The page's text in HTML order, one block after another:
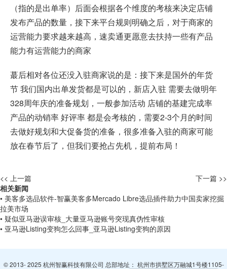
（指的是出单率）后面会根据各个维度的考核来决定店铺
发布产品的数量，接下来平台规则明确之后，对于商家的
运营能力要求越来越高，速卖通更愿意去扶持一些有产品
能力有运营能力的商家
蕞后相对各位还没入驻商家说的是：接下来是国外的年货
节 我们国内出单发货都是可以的，新店入驻 需要去做明年
328周年庆的准备规划，一般参加活动 店铺的基建完成率
产品的动销率 好评率 都是会考核的，需要2-3个月的时间
去做好规划和大促备货的准备，很多准备入驻的商家可能
放在春节后了，但我们要抢占先机，提前布局！
<< 上一篇
下一篇 >>
相关新闻
• 美客多选品软件-智赢美客多Mercado Libre选品插件助力中国卖家挖掘
拉美市场
• 疑似亚马逊误审核_大量亚马逊账号突现真伪性审核
• 亚马逊Listing变狗怎么回事_亚马逊Listing变狗的原因
© 2013- 2025 杭州智赢科技有限公司 总部地址： 杭州市拱墅区万融城1号楼1105-